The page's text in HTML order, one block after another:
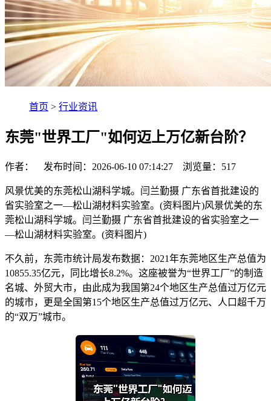
首页 > 行业资讯
东莞"世界工厂"如何迈上万亿新台阶？
作者： 发布时间：2026-06-10 07:14:27 浏览量： 517
风景优美的东莞松山湖科学城。闫兰勤摄 广东省首批建设的
省实验室之一—松山湖材料实验室。(资料图片)风景优美的东
莞松山湖科学城。闫兰勤摄 广东省首批建设的省实验室之一
—松山湖材料实验室。(资料图片)
不久前，东莞市统计局发布数据：2021年东莞地区生产总值为
10855.35亿元，同比增长8.2%。这座被誉为“世界工厂”的制造
名城、外贸大市，由此成为我国第24个地区生产总值过万亿元
的城市，更是全国第15个地区生产总值过万亿元、人口超千万
的“双万”城市。